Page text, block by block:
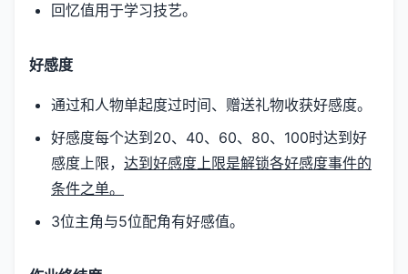
回忆值用于学习技艺。
好感度
通过和人物单起度过时间、赠送礼物收获好感度。
好感度每个达到20、40、60、80、100时达到好
感度上限， 达到好感度上限是解锁各好感度事件的
条件之单。
3位主角与5位配角有好感值。